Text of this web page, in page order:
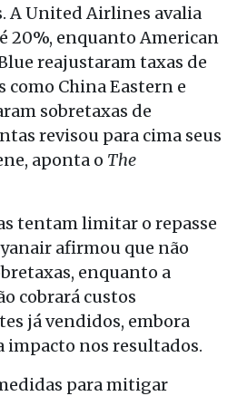
A United Airlines avalia
20%, enquanto American
reajustaram taxas de
como China Eastern e
sobretaxas de
revisou para cima seus
aponta o The
tentam limitar o repasse
afirmou que não
enquanto a
cobrará custos
já vendidos, embora
impacto nos resultados.
para mitigar